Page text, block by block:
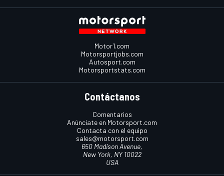
Motor1.com
Motorsportjobs.com
Autosport.com
Motorsportstats.com
Contáctanos
Comentarios
Anúnciate en Motorsport.com
Contacta con el equipo
sales@motorsport.com
650 Madison Avenue,
New York, NY 10022
USA